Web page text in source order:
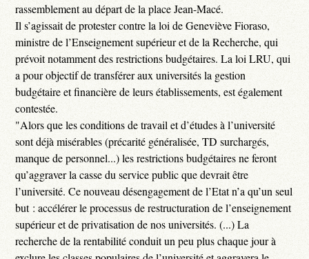
rassemblement au départ de la place Jean-Macé.
Il s’agissait de protester contre la loi de Geneviève Fioraso,
ministre de l’Enseignement supérieur et de la Recherche, qui
prévoit notamment des restrictions budgétaires. La loi LRU, qui
a pour objectif de transférer aux universités la gestion
budgétaire et financière de leurs établissements, est également
contestée.
"Alors que les conditions de travail et d’études à l’université
sont déjà misérables (précarité généralisée, TD surchargés,
manque de personnel...) les restrictions budgétaires ne feront
qu’aggraver la casse du service public que devrait être
l’université. Ce nouveau désengagement de l’Etat n’a qu’un seul
but : accélérer le processus de restructuration de l’enseignement
supérieur et de privatisation de nos universités. (...) La
recherche de la rentabilité conduit un peu plus chaque jour à